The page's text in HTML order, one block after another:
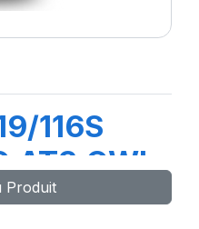
116S
AT3 OWL
Produit